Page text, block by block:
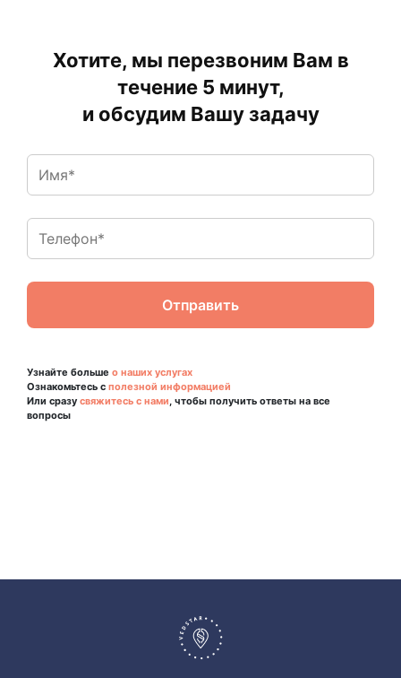
Хотите, мы перезвоним Вам в
течение 5 минут,
и обсудим Вашу задачу
Узнайте больше о наших услугах
Ознакомьтесь с полезной информацией
Или сразу свяжитесь с нами, чтобы получить ответы на все
вопросы